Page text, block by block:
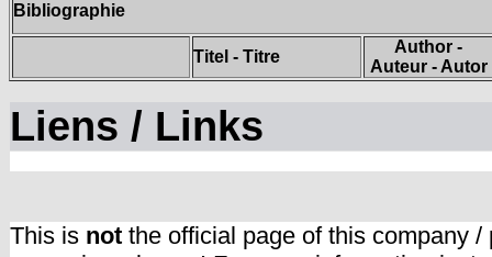
Bibliographie
Titel - Titre
Author -
Auteur - Autor
Liens / Links
This is not the official page of this company